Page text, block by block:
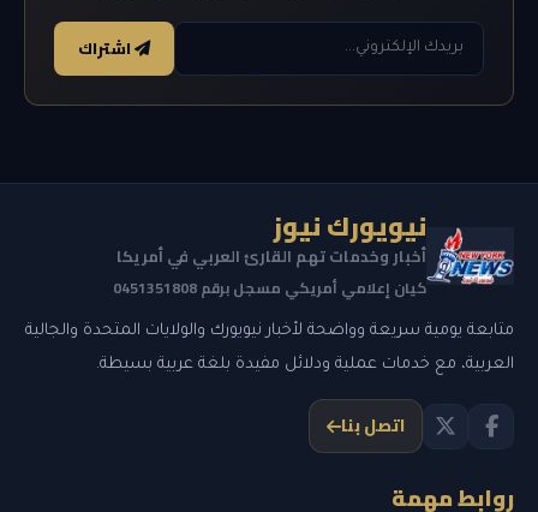
اشتراك
نيويورك نيوز
أخبار وخدمات تهم القارئ العربي في أمريكا
كيان إعلامي أمريكي مسجل برقم 0451351808
متابعة يومية سريعة وواضحة لأخبار نيويورك والولايات المتحدة والجالية
العربية، مع خدمات عملية ودلائل مفيدة بلغة عربية بسيطة.
اتصل بنا
روابط مهمة